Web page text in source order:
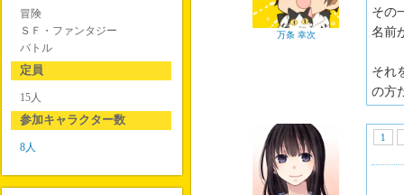
万条 幸次
その
名前
それ
の方
1
冒険
ＳＦ・ファンタジー
バトル
定員
15人
参加キャラクター数
8人